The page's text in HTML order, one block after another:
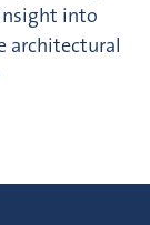
into
architectural